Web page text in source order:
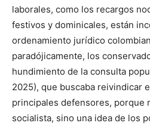
laborales, como los recargos
festivos y dominicales, están
ordenamiento jurídico
paradójicamente, los
hundimiento de la consulta
2025), que buscaba reivindicar
principales defensores, porque
socialista, sino una idea de los